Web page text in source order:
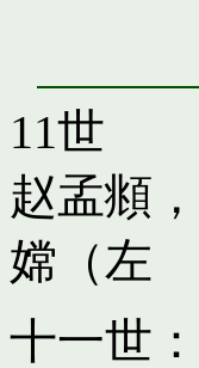
11世
赵孟頫
嫦（左
十一世